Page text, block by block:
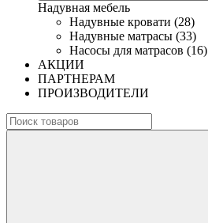
Надувная мебель
Надувные кровати (28)
Надувные матрасы (33)
Насосы для матрасов (16)
АКЦИИ
ПАРТНЕРАМ
ПРОИЗВОДИТЕЛИ